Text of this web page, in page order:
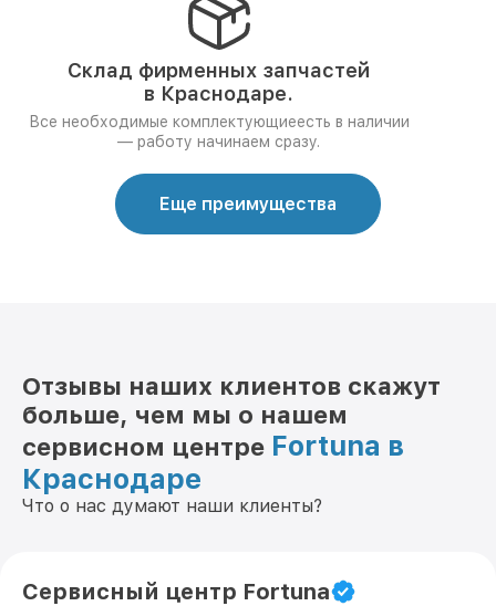
Склад фирменных запчастей
в Краснодаре.
Все необходимые комплектующиеесть в наличии
— работу начинаем сразу.
Еще преимущества
Отзывы наших клиентов скажут
больше, чем мы о нашем
сервисном центре Fortuna в
Краснодаре
Что о нас думают наши клиенты?
Сервисный центр Fortuna